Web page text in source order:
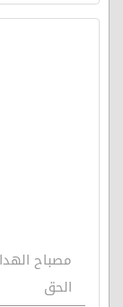
الحق